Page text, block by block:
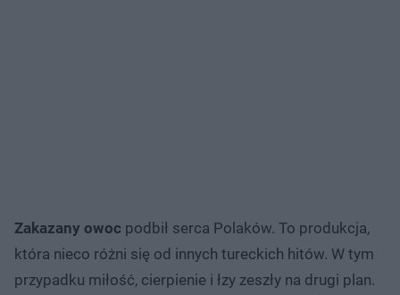
Zakazany owoc podbił serca Polaków. To produkcja,
która nieco różni się od innych tureckich hitów. W tym
przypadku miłość, cierpienie i łzy zeszły na drugi plan.